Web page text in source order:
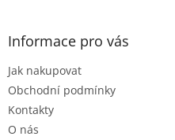
Informace pro vás
Jak nakupovat
Obchodní podmínky
Kontakty
O nás